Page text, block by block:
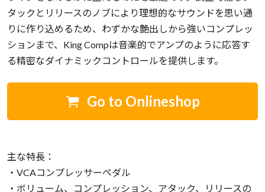
タックとリリースのノブにより理想的なサウンドを思い通
りに作り込めるため、わずかな艶出しから強いコンプレッ
ションまで、King Compは音楽的でアンプのように応答す
る精密なダイナミックコントロールを提供します。
Go to Onlineshop
主な特長：
・VCAコンプレッサーペダル
・ボリューム、コンプレッション、アタック、リリースの